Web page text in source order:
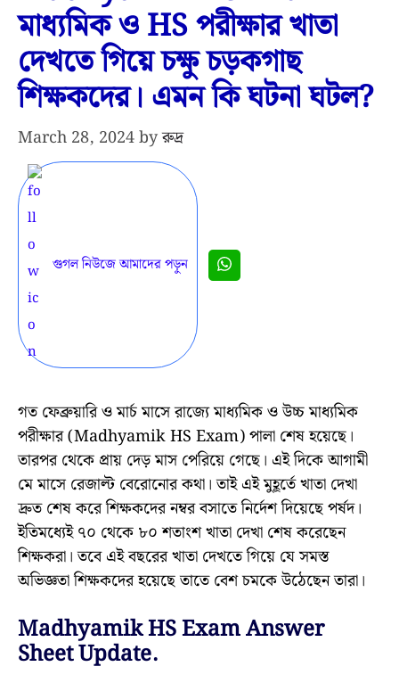
মাধ্যমিক ও HS পরীক্ষার খাতা
দেখতে গিয়ে চক্ষু চড়কগাছ
শিক্ষকদের। এমন কি ঘটনা ঘটল?
March 28, 2024byরুদ্র
গুগল নিউজে আমাদের পড়ুন
গত ফেব্রুয়ারি ও মার্চ মাসে রাজ্যে মাধ্যমিক ও উচ্চ মাধ্যমিক
পরীক্ষার (Madhyamik HS Exam) পালা শেষ হয়েছে।
তারপর থেকে প্রায় দেড় মাস পেরিয়ে গেছে। এই দিকে আগামী
মে মাসে রেজাল্ট বেরোনোর কথা। তাই এই মুহূর্তে খাতা দেখা
দ্রুত শেষ করে শিক্ষকদের নম্বর বসাতে নির্দেশ দিয়েছে পর্ষদ।
ইতিমধ্যেই ৭০ থেকে ৮০ শতাংশ খাতা দেখা শেষ করেছেন
শিক্ষকরা। তবে এই বছরের খাতা দেখতে গিয়ে যে সমস্ত
অভিজ্ঞতা শিক্ষকদের হয়েছে তাতে বেশ চমকে উঠেছেন তারা।
Madhyamik HS Exam Answer
Sheet Update.